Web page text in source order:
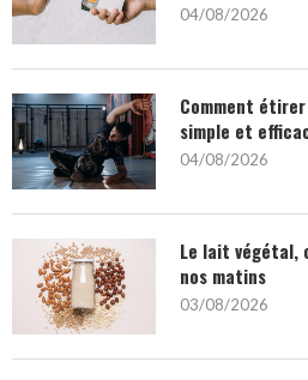
04/08/2026
Comment
simple et
04/08/2026
Le lait végétal,
nos matins
03/08/2026